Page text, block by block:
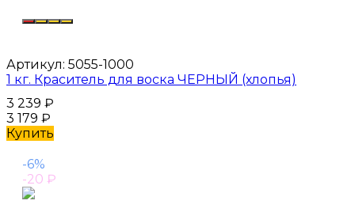
Артикул: 5055-1000
1 кг. Краситель для воска ЧЕРНЫЙ (хлопья)
3 239 ₽
3 179 ₽
Купить
-6%
-20 ₽